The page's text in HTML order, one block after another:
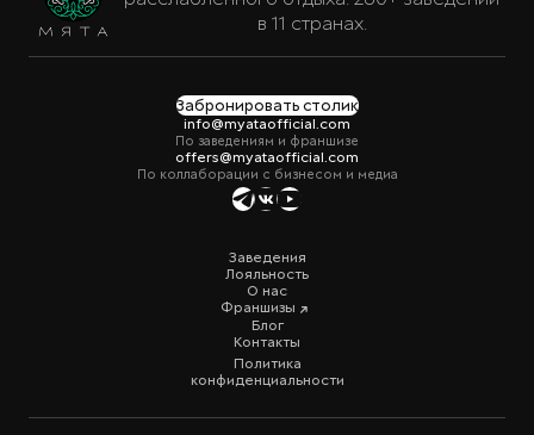
в 11 странах.
Забронировать столик
info@myataofficial.com
По заведениям и франшизе
offers@myataofficial.com
По коллаборации с бизнесом и медиа
Заведения
Лояльность
О нас
Франшизы
Блог
Контакты
Политика
конфиденциальности